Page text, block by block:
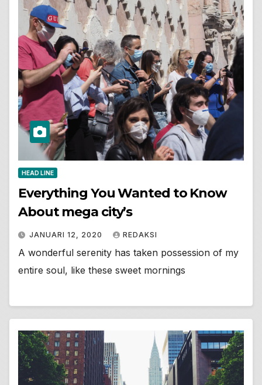
HEAD LINE
Everything You Wanted to Know
About mega city’s
JANUARI 12, 2020 REDAKSI
A wonderful serenity has taken possession of my
entire soul, like these sweet mornings